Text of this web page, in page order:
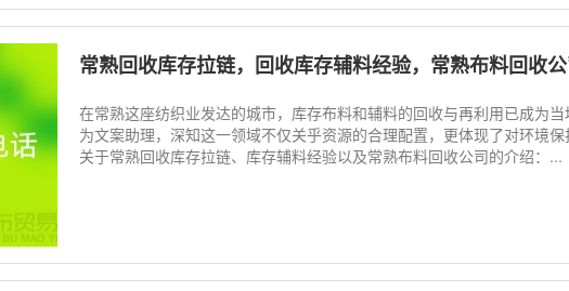
常熟回收库存拉链，回收库存辅料经验，常熟布料回收
在常熟这座纺织业发达的城市，库存布料和辅料的回收与再利用已成为
为文案助理，深知这一领域不仅关乎资源的合理配置，更体现了对环境
关于常熟回收库存拉链、库存辅料经验以及常熟布料回收公司的介绍：...